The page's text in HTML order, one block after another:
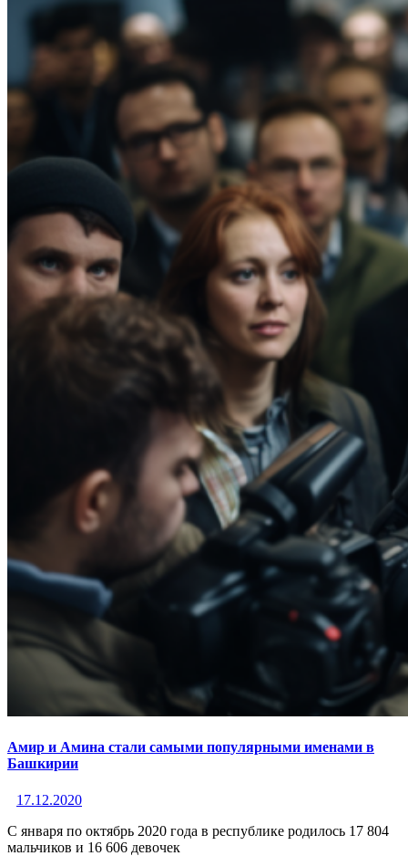
Амир и Амина стали самыми популярными именами в
Башкирии
17.12.2020
С января по октябрь 2020 года в республике родилось 17 804
мальчиков и 16 606 девочек